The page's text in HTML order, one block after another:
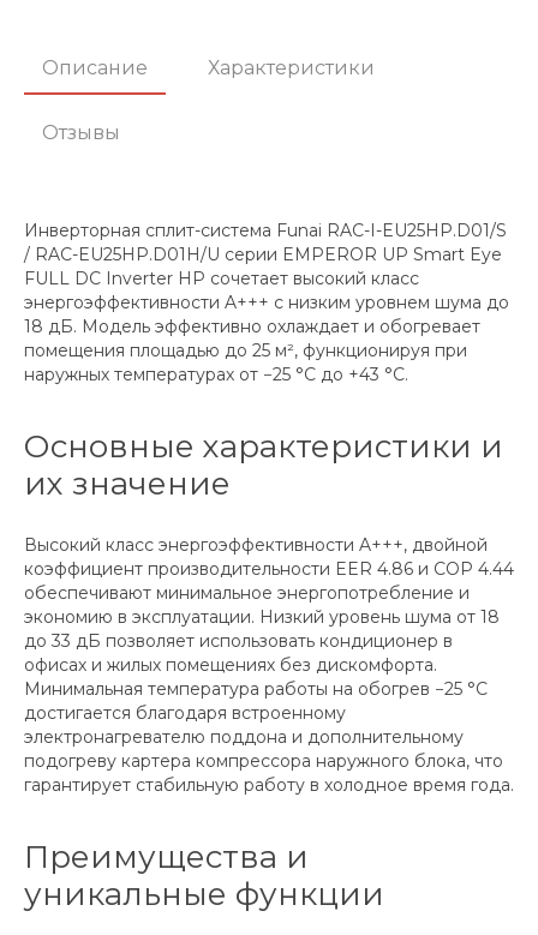
Описание Характеристики
Отзывы
Инверторная сплит-система Funai RAC-I-EU25HP.D01/S
/ RAC-EU25HP.D01H/U серии EMPEROR UP Smart Eye
FULL DC Inverter HP сочетает высокий класс
энергоэффективности A+++ с низким уровнем шума до
18 дБ. Модель эффективно охлаждает и обогревает
помещения площадью до 25 м², функционируя при
наружных температурах от −25 °C до +43 °C.
Основные характеристики и
их значение
Высокий класс энергоэффективности A+++, двойной
коэффициент производительности EER 4.86 и COP 4.44
обеспечивают минимальное энергопотребление и
экономию в эксплуатации. Низкий уровень шума от 18
до 33 дБ позволяет использовать кондиционер в
офисах и жилых помещениях без дискомфорта.
Минимальная температура работы на обогрев −25 °C
достигается благодаря встроенному
электронагревателю поддона и дополнительному
подогреву картера компрессора наружного блока, что
гарантирует стабильную работу в холодное время года.
Преимущества и
уникальные функции